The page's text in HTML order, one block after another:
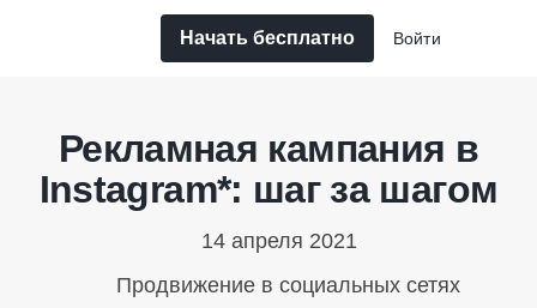
Начать бесплатно Войти
Рекламная кампания в
Instagram*: шаг за шагом
14 апреля 2021
Продвижение в социальных сетях